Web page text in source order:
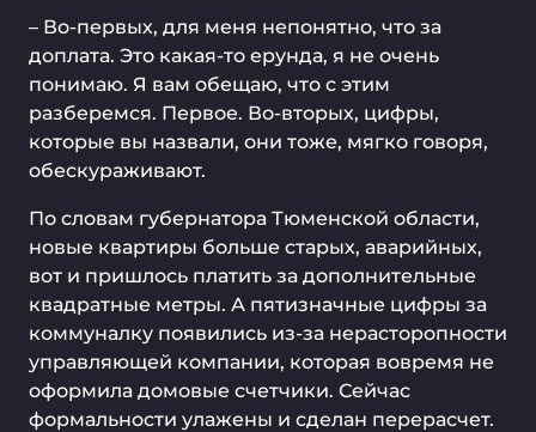
– Во-первых, для меня непонятно, что за
доплата. Это какая-то ерунда, я не очень
понимаю. Я вам обещаю, что с этим
разберемся. Первое. Во-вторых, цифры,
которые вы назвали, они тоже, мягко говоря,
обескураживают.
По словам губернатора Тюменской области,
новые квартиры больше старых, аварийных,
вот и пришлось платить за дополнительные
квадратные метры. А пятизначные цифры за
коммуналку появились из-за нерасторопности
управляющей компании, которая вовремя не
оформила домовые счетчики. Сейчас
формальности улажены и сделан перерасчет.